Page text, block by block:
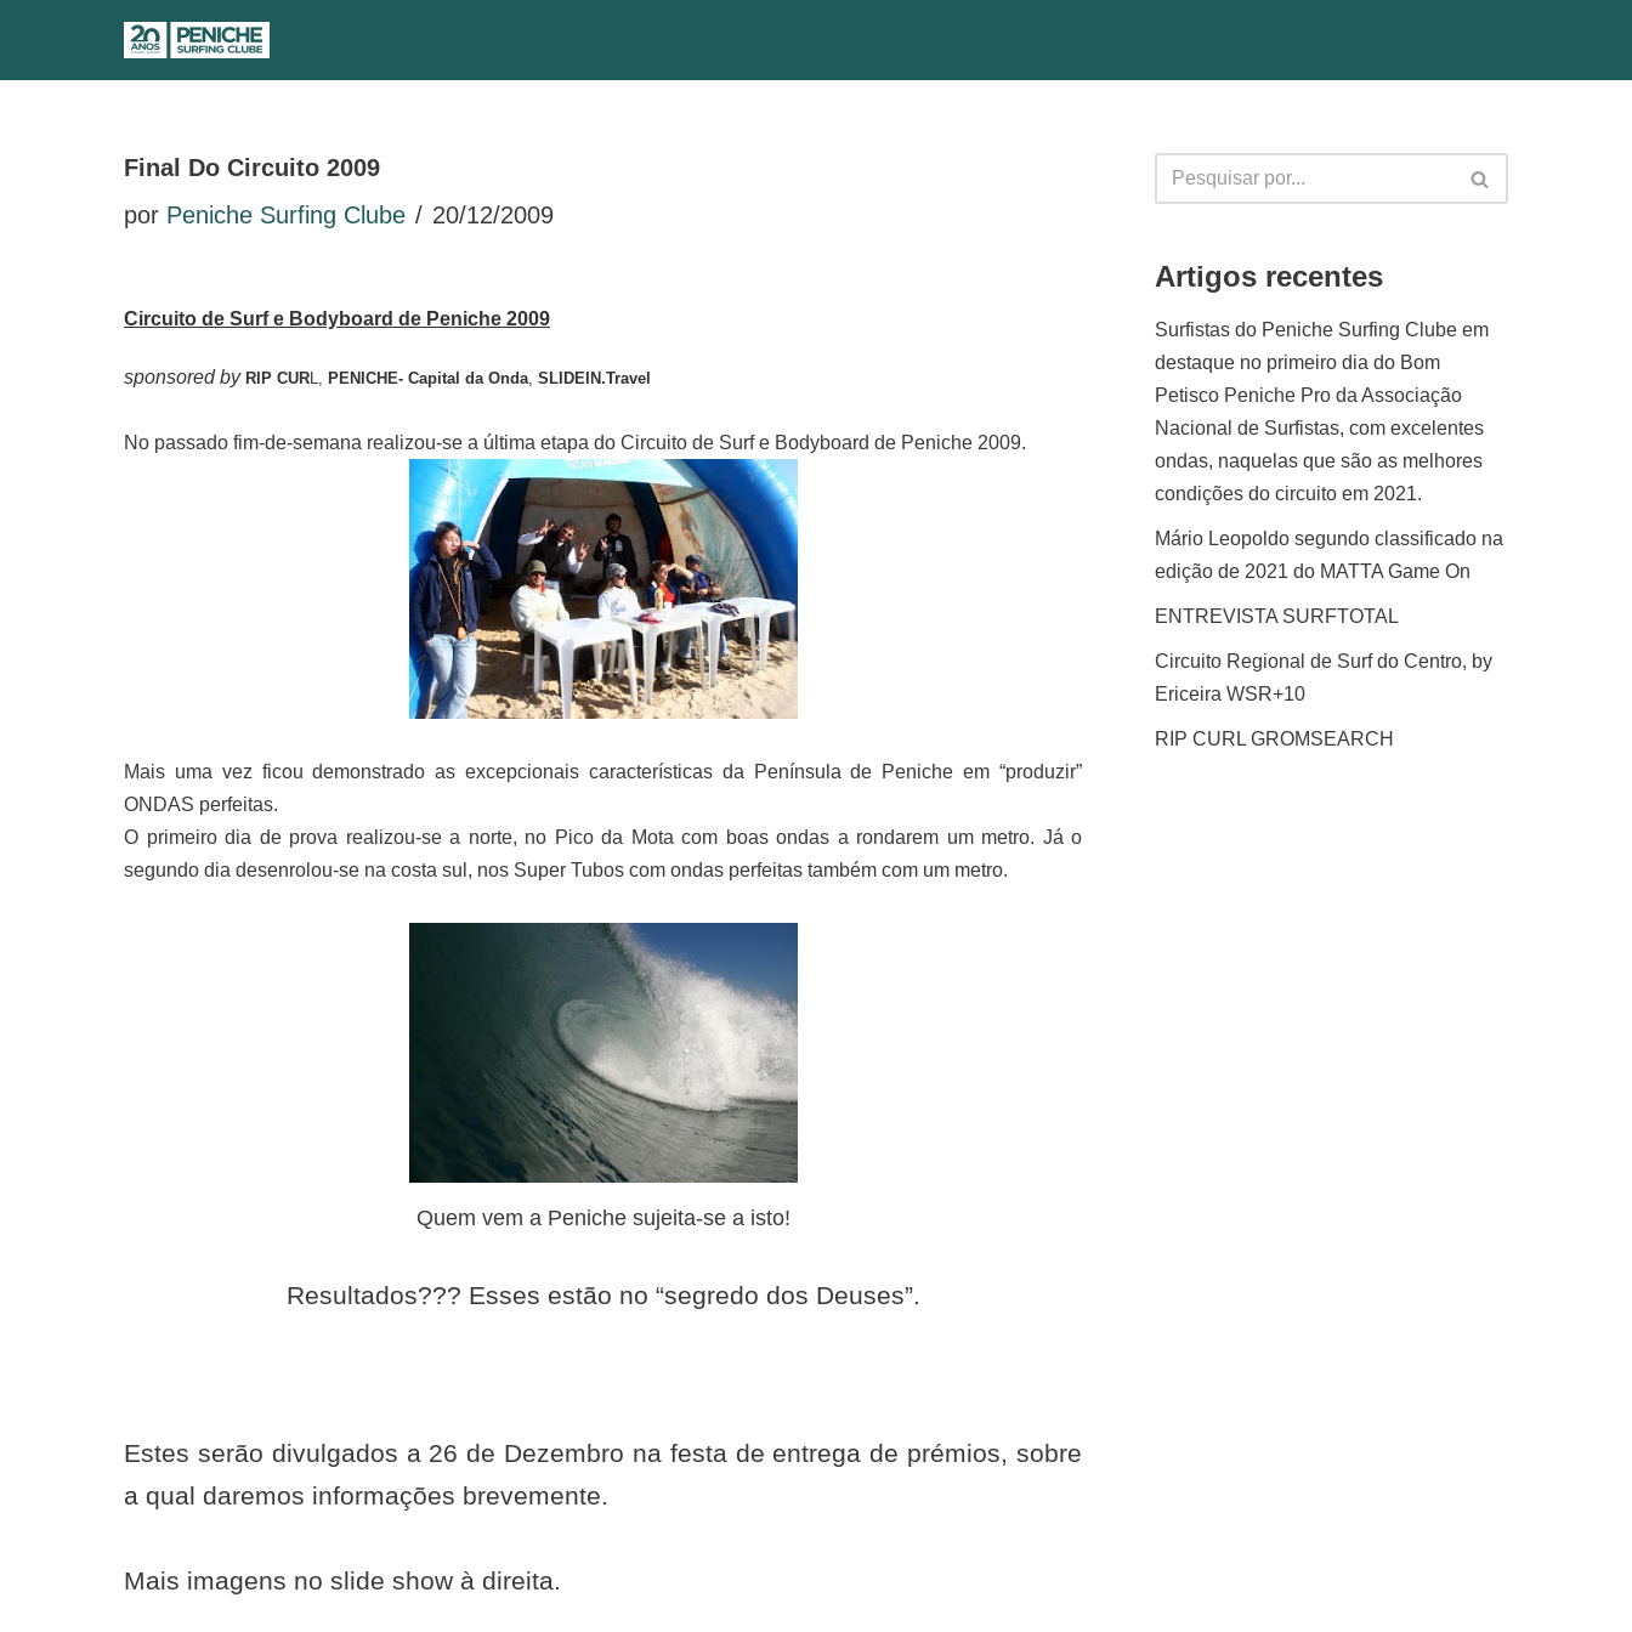
Final Do Circuito 2009
por Peniche Surfing Clube 20/12/2009
Circuito de Surf e Bodyboard de Peniche 2009
sponsored by RIP CURL, PENICHE- Capital da Onda, SLIDE IN.Travel
No passado fim-de-semana realizou-se a última etapa do Circuito de Surf e Bodyboard de Peniche 2009.
Mais uma vez ficou demonstrado as excepcionais características da Península de Peniche em “produzir”
ONDAS perfeitas.
O primeiro dia de prova realizou-se a norte, no Pico da Mota com boas ondas a rondarem um metro. Já o
segundo dia desenrolou-se na costa sul, nos Super Tubos com ondas perfeitas também com um metro.
Quem vem a Peniche sujeita-se a isto!
Resultados??? Esses estão no “segredo dos Deuses”.
Estes serão divulgados a 26 de Dezembro na festa de entrega de prémios, sobre
a qual daremos informações brevemente.
Mais imagens no slide show à direita.
Artigos recentes
Surfistas do Peniche Surfing Clube em
destaque no primeiro dia do Bom
Petisco Peniche Pro da Associação
Nacional de Surfistas, com excelentes
ondas, naquelas que são as melhores
condições do circuito em 2021.
Mário Leopoldo segundo classificado na
edição de 2021 do MATTA Game On
ENTREVISTA SURFTOTAL
Circuito Regional de Surf do Centro, by
Ericeira WSR+10
RIP CURL GROMSEARCH